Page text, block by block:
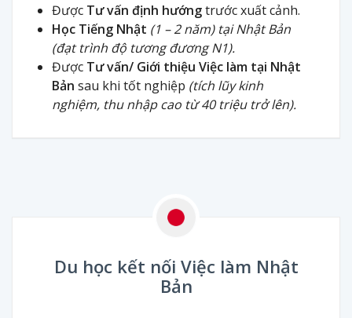
Được Tư vấn định hướngtrước xuất cảnh.
Học Tiếng Nhật (1 – 2 năm) tại Nhật Bản
(đạt trình độ tương đương N1).
Được Tư vấn/ Giới thiệu Việc làm tại Nhật
Bản sau khi tốt nghiệp (tích lũy kinh
nghiệm, thu nhập cao từ 40 triệu trở lên).
Du học kết nối Việc làm Nhật
Bản